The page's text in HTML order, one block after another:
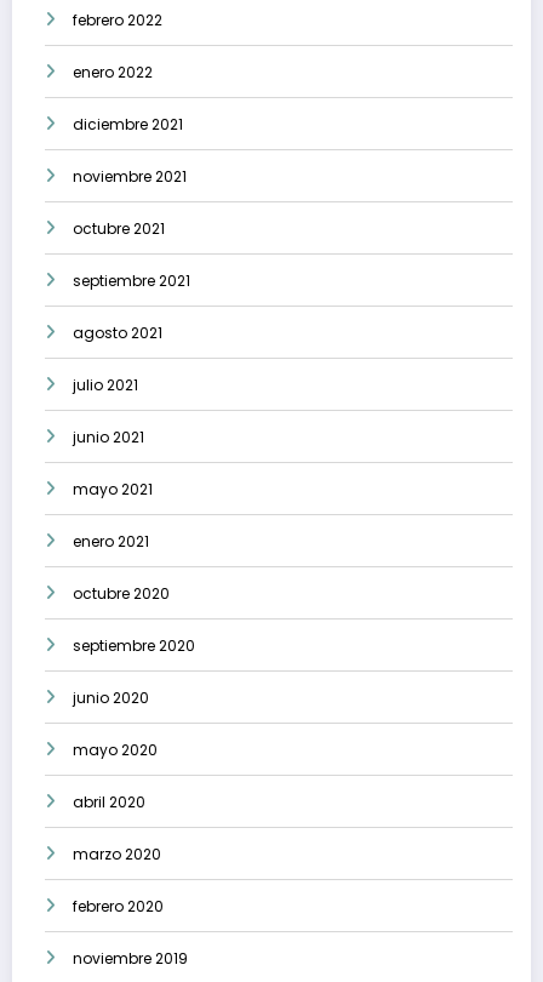
febrero 2022
enero 2022
diciembre 2021
noviembre 2021
octubre 2021
septiembre 2021
agosto 2021
julio 2021
junio 2021
mayo 2021
enero 2021
octubre 2020
septiembre 2020
junio 2020
mayo 2020
abril 2020
marzo 2020
febrero 2020
noviembre 2019